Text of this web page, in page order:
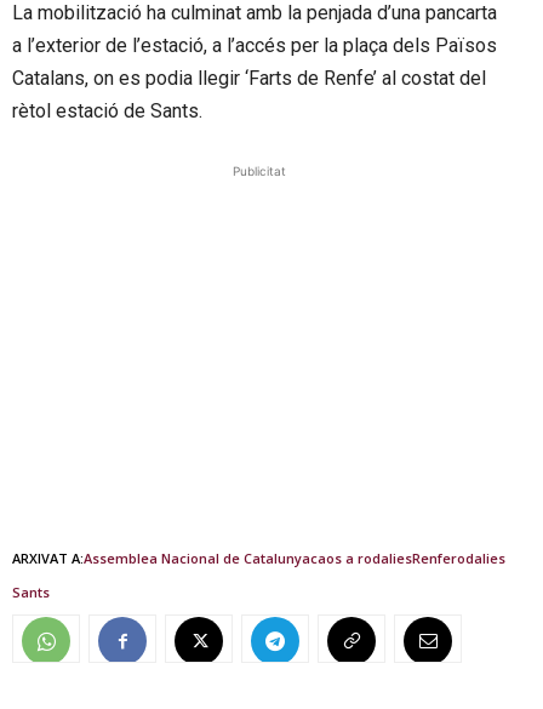
La mobilització ha culminat amb la penjada d’una pancarta
a l’exterior de l’estació, a l’accés per la plaça dels Països
Catalans, on es podia llegir ‘Farts de Renfe’ al costat del
rètol estació de Sants.
Publicitat
ARXIVAT A:Assemblea Nacional de Catalunyacaos a rodaliesRenferodalies
Sants